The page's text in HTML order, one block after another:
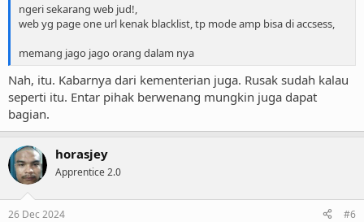
ngeri sekarang web jud!,
web yg page one url kenak blacklist, tp mode amp bisa di accsess,
memang jago jago orang dalam nya
Nah, itu. Kabarnya dari kementerian juga. Rusak sudah kalau
seperti itu. Entar pihak berwenang mungkin juga dapat
bagian.
horasjey
Apprentice 2.0
26 Dec 2024 #6